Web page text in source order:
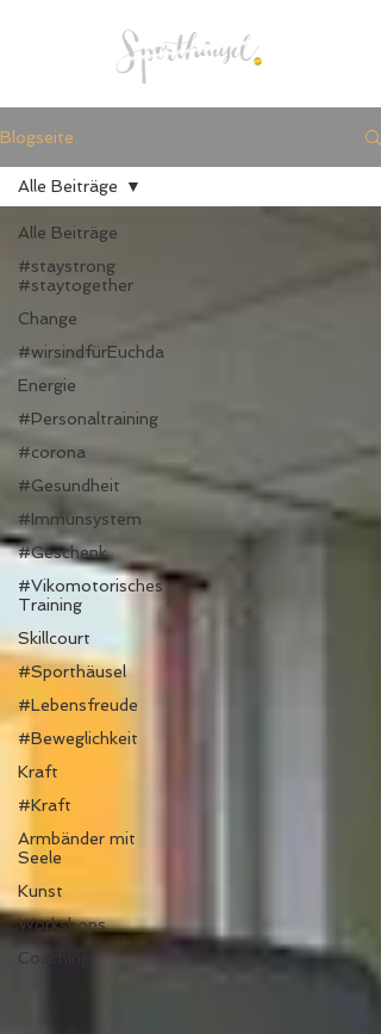
Blogseite
Alle Beiträge
#staystrong
#staytogether
Change
#wirsindfürEuchda
Energie
#Personaltraining
#corona
#Gesundheit
#Immunsystem
#Geschenk
#Vikomotorisches
Training
Skillcourt
#Sporthäusel
#Lebensfreude
#Beweglichkeit
Kraft
#Kraft
Armbänder mit
Seele
Kunst
Workshops
Coaching
Alle Beiträge